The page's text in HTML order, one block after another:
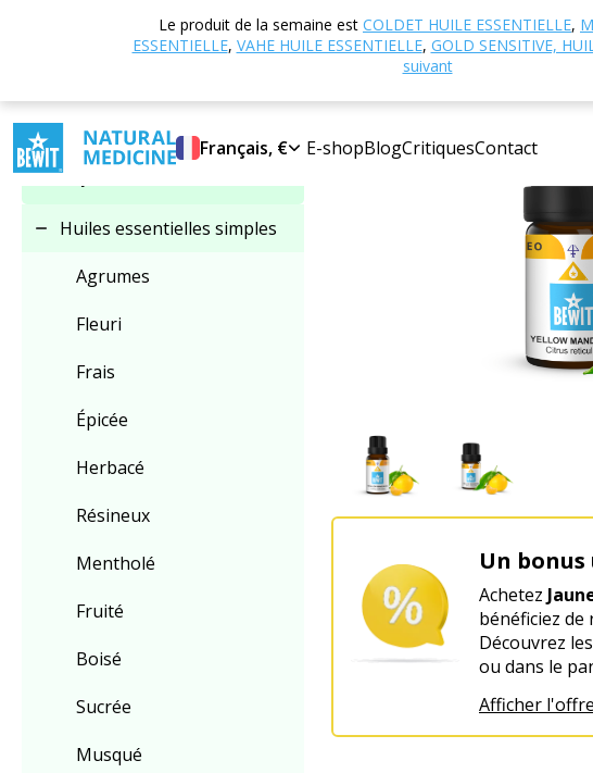
Le produit de la semaine est COLDET HUILE ESSENTIELLE,
ESSENTIELLE, VAHE HUILE ESSENTIELLE, GOLD SENSITIVE,
suivant
Français, € E-shopBlogCritiquesContact
Sélectionner une
Huiles essentielles
simples
Huiles essentielles simples
Agrumes
Fleuri
Frais
Épicée
Herbacé
Résineux
Mentholé
Fruité
Boisé
Sucrée
Musqué
Accueil Boutique en ligne
Un bonus
Achetez
bénéficiez de
Découvrez
ou dans le
Afficher l'offre